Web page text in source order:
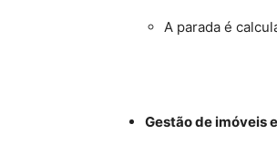
A parada é
Gestão de imóveis